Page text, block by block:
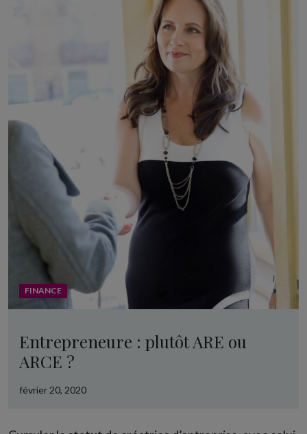
FINANCE
Entrepreneure : plutôt ARE ou
ARCE ?
février 20, 2020